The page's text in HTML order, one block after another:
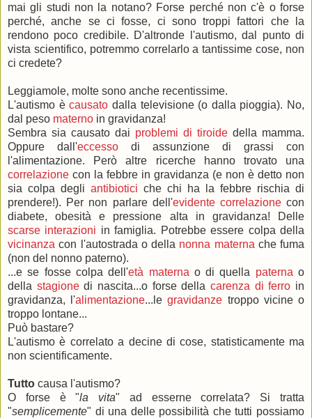
mai gli studi non la notano? Forse perché non c'è o forse
perché, anche se ci fosse, ci sono troppi fattori che la
rendono poco credibile. D'altronde l'autismo, dal punto di
vista scientifico, potremmo correlarlo a tantissime cose, non
ci credete?
Leggiamole, molte sono anche recentissime.
L'autismo ècausato dalla televisione (o dalla pioggia). No,
dal peso materno in gravidanza!
Sembra sia causato dai problemi di tiroide della mamma.
Oppure dall'eccesso di assunzione di grassi con
l'alimentazione. Però altre ricerche hanno trovato una
correlazione con la febbre in gravidanza (e non è detto non
sia colpa degli antibiotici che chi ha la febbre rischia di
prendere!). Per non parlare dell'evidente correlazionecon
diabete, obesità e pressione alta in gravidanza! Delle
scarse interazioni in famiglia. Potrebbe essere colpa della
vicinanza con l'autostrada o della nonna materna che fuma
(non del nonno paterno).
...e se fosse colpa dell'età materna o di quella paterna o
della stagionedi nascita...o forse dellacarenza di ferro in
gravidanza, l'alimentazione...legravidanze troppo vicine o
troppo lontane...
Può bastare?
L'autismo è correlato a decine di cose, statisticamente ma
non scientificamente.
Tutto causa l'autismo?
O forse è "la vita" ad esserne correlata? Si tratta
"semplicemente" di una delle possibilità che tutti possiamo